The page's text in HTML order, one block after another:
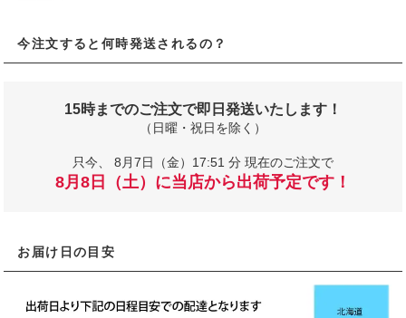
今注文すると何時発送されるの？
15時までのご注文で即日発送いたします！
（日曜・祝日を除く）
只今、 8月7日（金）17:51 分 現在のご注文で
8月8日（土）に当店から出荷予定です！
お届け日の目安